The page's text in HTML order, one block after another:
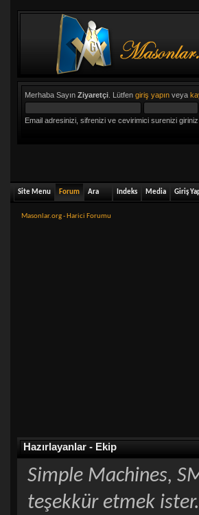
Merhaba Sayın Ziyaretçi. Lütfen giriş yapınveya
Email adresinizi, sifrenizi ve cevirimici surenizi giriniz
Site Menu Forum Ara Indeks Media Giriş
Masonlar.org - Harici Forumu
Hazırlayanlar - Ekip
Simple Machines,
teşekkür etmek